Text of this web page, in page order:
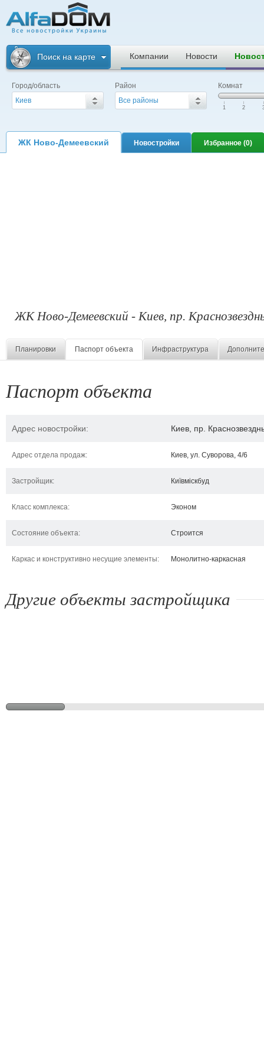
новостройки
Украины
Поиск на карте Компании Новости
Город/область
Киев
Район
Все районы
Комнат
|
1
|
2
|
ЖК Ново-Демеевский Новостройки Избранное (0)
ЖК Ново-Демеевский - Киев, пр.
Планировки Паспорт объекта Инфраструктура
Паспорт объекта
Адрес новостройки: Киев, пр.
Адрес отдела продаж: Киев, ул. Суворова, 4/6
Застройщик: Київміскбуд
Класс комплекса: Эконом
Состояние объекта: Строится
Каркас и конструктивно несущие элементы: Монолитно-каркасная
Другие объекты застройщика
ул. Белицкого/пер. Розовый
Киев, ул. Белицкого, пер.
Розовый
просп. Правды, 5
Киев, просп. Правды, 5
114